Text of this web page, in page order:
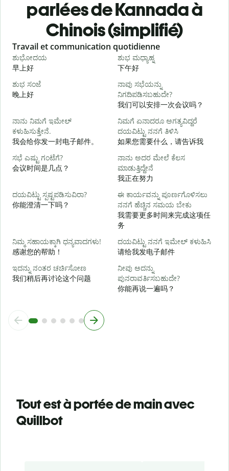
parlées de Kannada à
Chinois (simplifié)
Slide 1 of 6
Travail et communication quotidienne
ಶುಭೋದಯ
早上好
ಶುಭ ಮಧ್ಯಾಹ್ನ
下午好
ಶುಭ ಸಂಜೆ
晚上好
ನಾವು ಸಭೆಯನ್ನು
ನಿಗದಿಪಡಿಸಬಹುದೇ?
我们可以安排一次会议吗？
ನಾನು ನಿಮಗೆ ಇಮೇಲ್
ಕಳುಹಿಸುತ್ತೇನೆ.
我会给你发一封电子邮件。
ನಿಮಗೆ ಏನಾದರೂ ಅಗತ್ಯವಿದ್ದರೆ
ದಯವಿಟ್ಟು ನನಗೆ ತಿಳಿಸಿ
如果您需要什么，请告诉我
ಸಭೆ ಎಷ್ಟು ಗಂಟೆಗೆ?
会议时间是几点？
ನಾನು ಅದರ ಮೇಲೆ ಕೆಲಸ
ಮಾಡುತ್ತಿದ್ದೇನೆ
我正在努力
ದಯವಿಟ್ಟು ಸ್ಪಷ್ಟಪಡಿಸುವಿರಾ?
你能澄清一下吗？
ಈ ಕಾರ್ಯವನ್ನು ಪೂರ್ಣಗೊಳಿಸಲು
ನನಗೆ ಹೆಚ್ಚಿನ ಸಮಯ ಬೇಕು
我需要更多时间来完成这项任
务
ನಿಮ್ಮ ಸಹಾಯಕ್ಕಾಗಿ ಧನ್ಯವಾದಗಳು!
感谢您的帮助！
ದಯವಿಟ್ಟು ನನಗೆ ಇಮೇಲ್ ಕಳುಹಿಸಿ
请给我发电子邮件
ಇದನ್ನು ನಂತರ ಚರ್ಚಿಸೋಣ
我们稍后再讨论这个问题
ನೀವು ಅದನ್ನು
ಪುನರಾವರ್ತಿಸಬಹುದೇ?
你能再说一遍吗？
Tout est à portée de main avec
Quillbot